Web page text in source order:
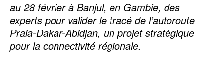
au 28 février à Banjul, en Gambie, des
experts pour valider le tracé de l’autoroute
Praia-Dakar-Abidjan, un projet stratégique
pour la connectivité régionale.